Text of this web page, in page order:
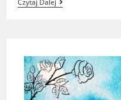
Która
Małgorzata
Warda